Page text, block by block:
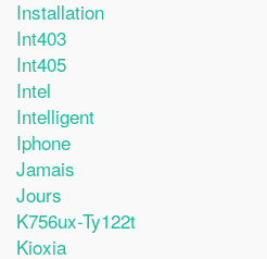
Installation
Int403
Int405
Intel
Intelligent
Iphone
Jamais
Jours
K756ux-Ty122t
Kioxia